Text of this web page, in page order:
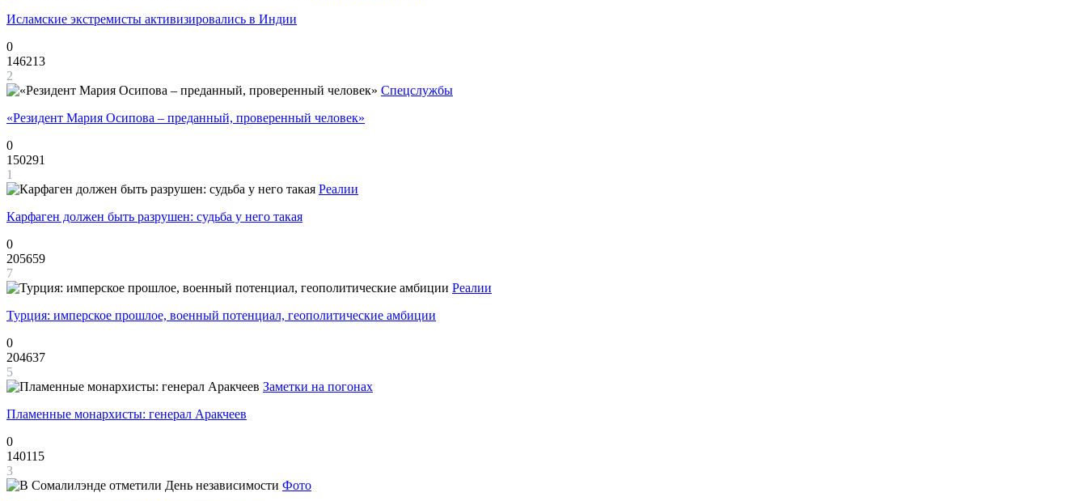
Исламские экстремисты активизировались в Индии
0
146213
2
Спецслужбы
«Резидент Мария Осипова – преданный, проверенный человек»
0
150291
1
Реалии
Карфаген должен быть разрушен: судьба у него такая
0
205659
7
Реалии
Турция: имперское прошлое, военный потенциал, геополитические амбиции
0
204637
5
Заметки на погонах
Пламенные монархисты: генерал Аракчеев
0
140115
3
Фото